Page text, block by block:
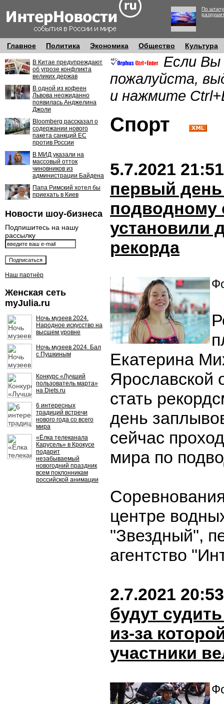
По
Главное Политика Экономика Общество Культура
В Китае предупреждают
об угрозе конфликта
великих держав
В одной из кофеен
Львова неожиданно
появилась Анджелина
Джоли
Bloomberg рассказал о
содержании нового
пакета санкций ЕС
против России
В МИД указали на
массовый отток
чиновников из
администрации Байдена
Папа Римский хотел бы
приехать в Киев
Новости шоу-бизнеса
Подпишитесь на нашу
рассылку
Наш партнёр
Женская сеть
myJulia.ru
Ночь музеев 2024.
Народное искусство на
высшем уровне
Ночь музеев 2024. Бал
с Пушкиным
Конкурс «Лучший
пользователь марта»
на Diets.ru
6 интересных
традиций встречи
нового года со всего
мира
«Ёлка телеканала
Карусель» в Крокусе
подарит
незабываемый
новогодний праздник
всем поклонникам
российской анимации
Если Вы
пожалуйста,
и нажмите
Спорт
5.7.2021 21:51
первый
подводному
установили
рекорда
Екатерина
Ярославской
стать
день
сейчас
мира по
центре
"Звездный",
агентство
2.7.2021 20:53
будут
из-за
участники